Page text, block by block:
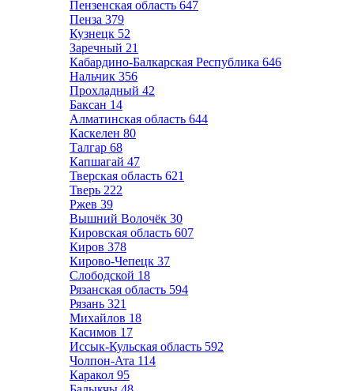
Пензенская область 647
Пенза 379
Кузнецк 52
Заречный 21
Кабардино-Балкарская Республика 646
Нальчик 356
Прохладный 42
Баксан 14
Алматинская область 644
Каскелен 80
Талгар 68
Капшагай 47
Тверская область 621
Тверь 222
Ржев 39
Вышний Волочёк 30
Кировская область 607
Киров 378
Кирово-Чепецк 37
Слободской 18
Рязанская область 594
Рязань 321
Михайлов 18
Касимов 17
Иссык-Кульская область 592
Чолпон-Ата 114
Каракол 95